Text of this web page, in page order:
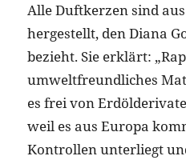
Alle Duftkerzen sind
hergestellt, den Diana
bezieht. Sie erklärt:
umweltfreundliches
es frei von
weil es aus Europa
Kontrollen unterliegt